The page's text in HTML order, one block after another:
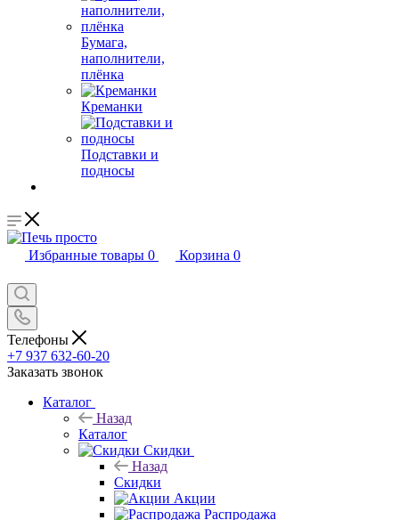
Бумага,
наполнители,
плёнка
Креманки
Подставки и
подносы
Избранные товары 0 Корзина 0
Телефоны
+7 937 632-60-20
Заказать звонок
Каталог
Назад
Каталог
Скидки
Назад
Скидки
Акции
Распродажа